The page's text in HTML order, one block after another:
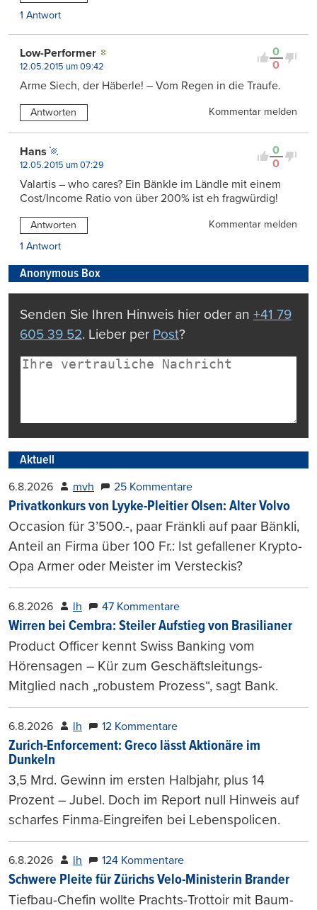
1 Antwort
0
0
Low-Performer
12.05.2015 um 09:42
Arme Siech, der Häberle! – Vom Regen in die Traufe.
Antworten Kommentar melden
0
0
Hans
12.05.2015 um 07:29
Valartis – who cares? Ein Bänkle im Ländle mit einem
Cost/Income Ratio von über 200% ist eh fragwürdig!
Antworten
Kommentar melden
1 Antwort
Anonymous Box
Senden Sie Ihren Hinweis hier oder an +41 79
605 39 52. Lieber per Post?
Aktuell
6.8.2026 mvh 25 Kommentare
Privatkonkurs von Lyyke-Pleitier Olsen: Alter Volvo
Occasion für 3’500.-, paar Fränkli auf paar Bänkli,
Anteil an Firma über 100 Fr.: Ist gefallener Krypto-
Opa Armer oder Meister im Versteckis?
6.8.2026 lh 47 Kommentare
Wirren bei Cembra: Steiler Aufstieg von Brasilianer
Product Officer kennt Swiss Banking vom
Hörensagen – Kür zum Geschäftsleitungs-
Mitglied nach „robustem Prozess“, sagt Bank.
6.8.2026 lh 12 Kommentare
Zurich-Enforcement: Greco lässt Aktionäre im
Dunkeln
3,5 Mrd. Gewinn im ersten Halbjahr, plus 14
Prozent – Jubel. Doch im Report null Hinweis auf
scharfes Finma-Eingreifen bei Lebenspolicen.
6.8.2026 lh 124 Kommentare
Schwere Pleite für Zürichs Velo-Ministerin Brander
Tiefbau-Chefin wollte Prachts-Trottoir mit Baum-